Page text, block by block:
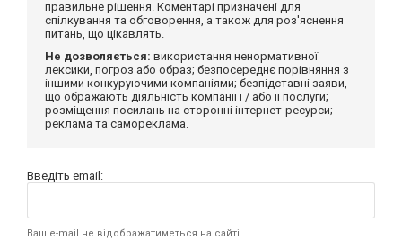
правильне рішення. Коментарі призначені для
спілкування та обговорення, а також для роз'яснення
питань, що цікавлять.
Не дозволяється: використання ненормативної
лексики, погроз або образ; безпосереднє порівняння з
іншими конкуруючими компаніями; безпідставні заяви,
що ображають діяльність компанії і / або її послуги;
розміщення посилань на сторонні інтернет-ресурси;
реклама та самореклама.
Введіть email:
Ваш e-mail не відображатиметься на сайті